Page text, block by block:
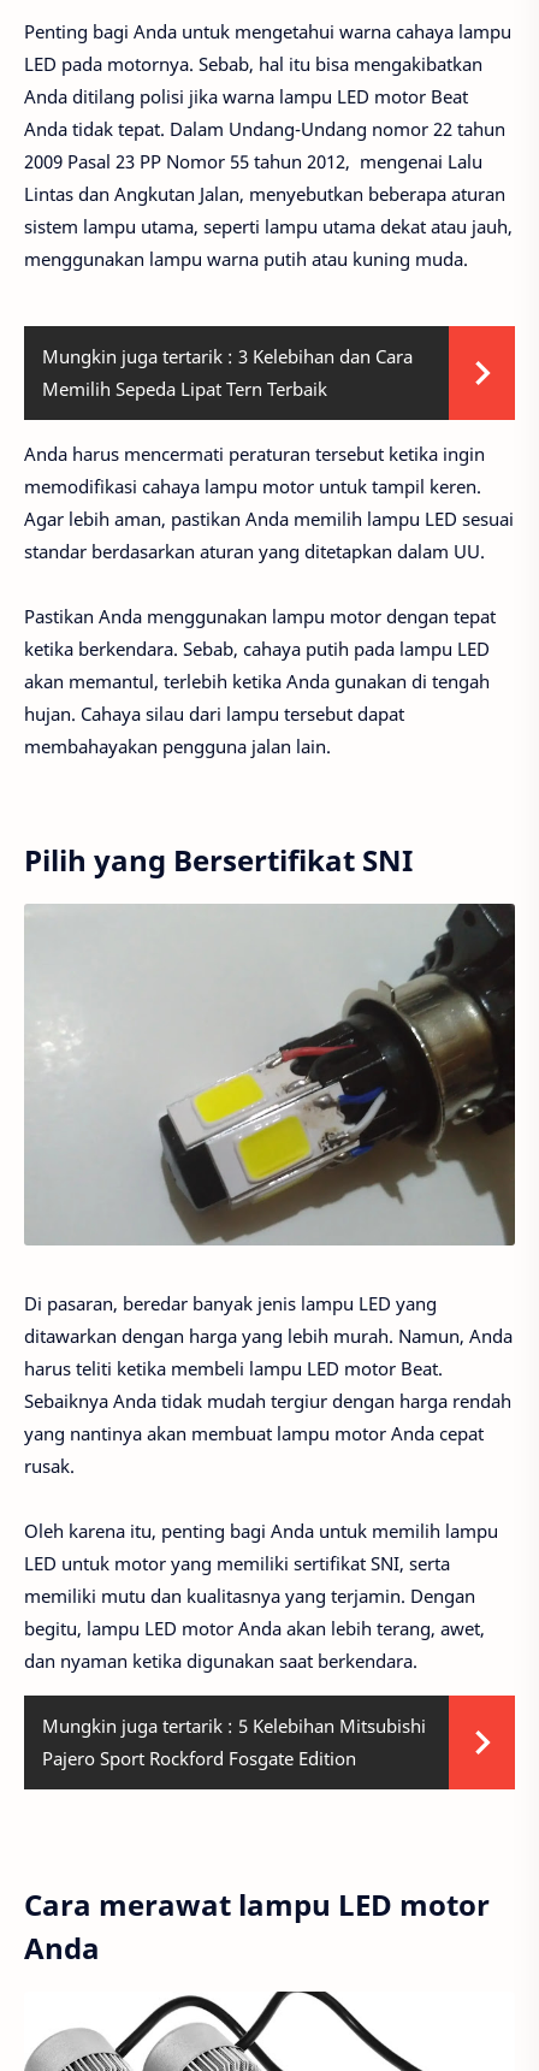
Penting bagi Anda untuk mengetahui warna cahaya lampu
LED pada motornya. Sebab, hal itu bisa mengakibatkan
Anda ditilang polisi jika warna lampu LED motor Beat
Anda tidak tepat. Dalam Undang-Undang nomor 22 tahun
2009 Pasal 23 PP Nomor 55 tahun 2012, mengenai Lalu
Lintas dan Angkutan Jalan, menyebutkan beberapa aturan
sistem lampu utama, seperti lampu utama dekat atau jauh,
menggunakan lampu warna putih atau kuning muda.
Mungkin juga tertarik : 3 Kelebihan dan Cara
Memilih Sepeda Lipat Tern Terbaik
Anda harus mencermati peraturan tersebut ketika ingin
memodifikasi cahaya lampu motor untuk tampil keren.
Agar lebih aman, pastikan Anda memilih lampu LED sesuai
standar berdasarkan aturan yang ditetapkan dalam UU.
Pastikan Anda menggunakan lampu motor dengan tepat
ketika berkendara. Sebab, cahaya putih pada lampu LED
akan memantul, terlebih ketika Anda gunakan di tengah
hujan. Cahaya silau dari lampu tersebut dapat
membahayakan pengguna jalan lain.
Pilih yang Bersertifikat SNI
Di pasaran, beredar banyak jenis lampu LED yang
ditawarkan dengan harga yang lebih murah. Namun, Anda
harus teliti ketika membeli lampu LED motor Beat.
Sebaiknya Anda tidak mudah tergiur dengan harga rendah
yang nantinya akan membuat lampu motor Anda cepat
rusak.
Oleh karena itu, penting bagi Anda untuk memilih lampu
LED untuk motor yang memiliki sertifikat SNI, serta
memiliki mutu dan kualitasnya yang terjamin. Dengan
begitu, lampu LED motor Anda akan lebih terang, awet,
dan nyaman ketika digunakan saat berkendara.
Mungkin juga tertarik : 5 Kelebihan Mitsubishi
Pajero Sport Rockford Fosgate Edition
Cara merawat lampu LED motor
Anda